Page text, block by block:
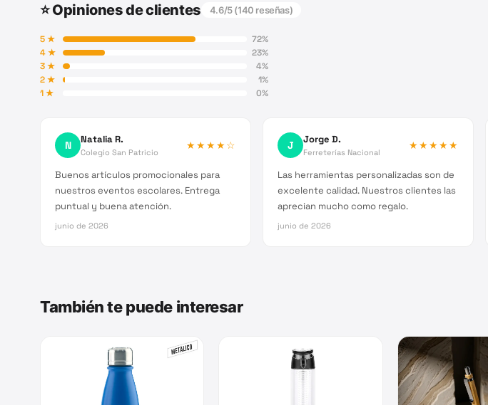
⭐ Opiniones de clientes 4.6/5 (140 reseñas)
5★ 72%
4★ 23%
3★ 4%
2★ 1%
1★ 0%
N Natalia R.
Colegio San Patricio
★★★★☆
Buenos artículos promocionales para
nuestros eventos escolares. Entrega
puntual y buena atención.
junio de 2026
J Jorge D.
Ferreterías Nacional
★★★★★
Las herramientas personalizadas son de
excelente calidad. Nuestros clientes las
aprecian mucho como regalo.
junio de 2026
También te puede interesar